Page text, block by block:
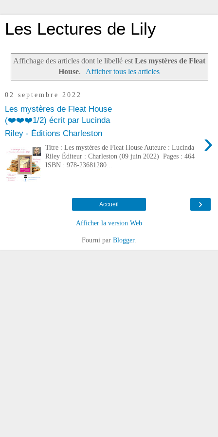
Les Lectures de Lily
Affichage des articles dont le libellé est Les mystères de Fleat
House. Afficher tous les articles
02 septembre 2022
Les mystères de Fleat House
(❤️❤️❤️1/2) écrit par Lucinda
Riley - Éditions Charleston
›
Titre : Les mystères de Fleat House Auteure : Lucinda
Riley Éditeur : Charleston (09 juin 2022) Pages : 464
ISBN : 978-23681280...
›
Accueil
Afficher la version Web
Fourni par Blogger.